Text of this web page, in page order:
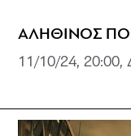
ΑΛΗΘΙΝΟΣ
11/10/24,